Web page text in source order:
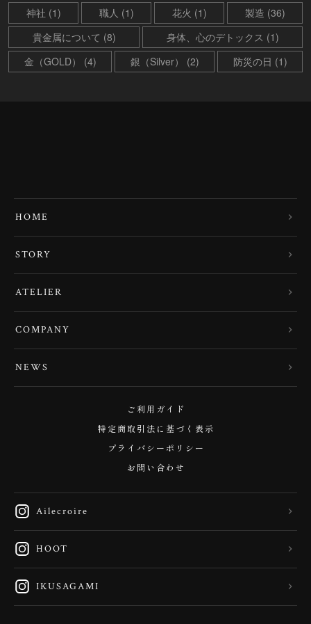
神社 (1)
職人 (1) 花火 (1)
製造 (36)
貴金属について (8)
身体、心のデトックス (1)
金（GOLD） (4)
銀（Silver） (2) 防災の日 (1)
HOME
STORY
ATELIER
COMPANY
NEWS
ご利用ガイド
特定商取引法に基づく表示
プライバシーポリシー
お問い合わせ
Ailecroire
HOOT
IKUSAGAMI